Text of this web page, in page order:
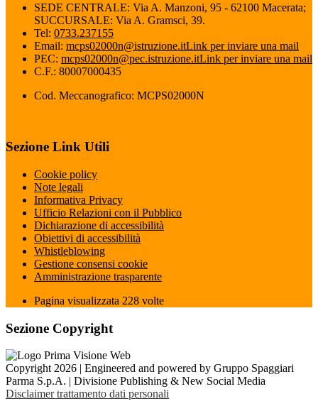
SEDE CENTRALE: Via A. Manzoni, 95 - 62100 Macerata;
SUCCURSALE: Via A. Gramsci, 39.
Tel: 0733.237155
Email: mcps02000n@istruzione.itLink per inviare una mail
PEC: mcps02000n@pec.istruzione.itLink per inviare una mail
C.F.: 80007000435
Cod. Meccanografico: MCPS02000N
Sezione Link Utili
Cookie policy
Note legali
Informativa Privacy
Ufficio Relazioni con il Pubblico
Dichiarazione di accessibilità
Obiettivi di accessibilità
Whistleblowing
Gestione consensi cookie
Amministrazione trasparente
Pagina visualizzata 228 volte
Sezione Copyright
Copyright 2026 | Engineered and powered by Gruppo Spaggiari
Parma S.p.A. | Divisione Publishing & New Social Media
Disclaimer trattamento dati personali